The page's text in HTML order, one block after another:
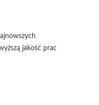
jakość prac